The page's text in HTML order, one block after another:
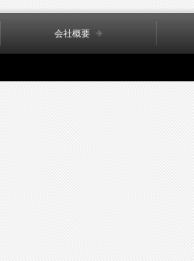
会社概要